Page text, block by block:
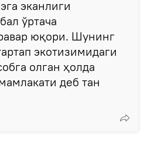
эканлиги
ўртача
юқори. Шунинг
экотизимидаги
олган ҳолда
деб тан